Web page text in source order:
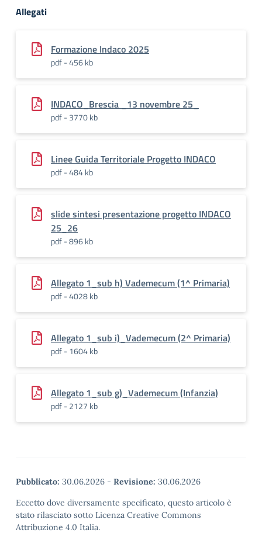
Allegati
Formazione Indaco 2025
pdf - 456 kb
INDACO_Brescia _13 novembre 25_
pdf - 3770 kb
Linee Guida Territoriale Progetto INDACO
pdf - 484 kb
slide sintesi presentazione progetto INDACO
25_26
pdf - 896 kb
Allegato 1_sub h) Vademecum (1^ Primaria)
pdf - 4028 kb
Allegato 1_sub i)_Vademecum (2^ Primaria)
pdf - 1604 kb
Allegato 1_sub g)_Vademecum (Infanzia)
pdf - 2127 kb
Pubblicato: 30.06.2026 - Revisione: 30.06.2026
Eccetto dove diversamente specificato, questo articolo è
stato rilasciato sotto Licenza Creative Commons
Attribuzione 4.0 Italia.